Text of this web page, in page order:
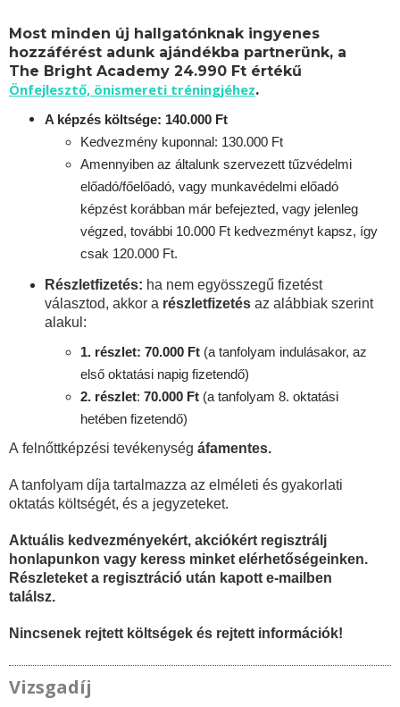
Most minden új hallgatónknak ingyenes
hozzáférést adunk ajándékba partnerünk, a
The Bright Academy 24.990 Ft értékű
Önfejlesztő, önismereti tréningjéhez.
A képzés költsége: 140.000 Ft
Kedvezmény kuponnal: 130.000 Ft
Amennyiben az általunk szervezett tűzvédelmi
előadó/főelőadó, vagy munkavédelmi előadó
képzést korábban már befejezted, vagy jelenleg
végzed, további 10.000 Ft kedvezményt kapsz, így
csak 120.000 Ft.
Részletfizetés: ha nem egyösszegű fizetést
választod, akkor a részletfizetés az alábbiak szerint
alakul:
1. részlet: 70.000 Ft (a tanfolyam indulásakor, az
első oktatási napig fizetendő)
2. részlet: 70.000 Ft (a tanfolyam 8. oktatási
hetében fizetendő)
A felnőttképzési tevékenység áfamentes.
A tanfolyam díja tartalmazza az elméleti és gyakorlati
oktatás költségét, és a jegyzeteket.
Aktuális kedvezményekért, akciókért regisztrálj
honlapunkon vagy keress minket elérhetőségeinken.
Részleteket a regisztráció után kapott e-mailben
találsz.
Nincsenek rejtett költségek és rejtett információk!
Vizsgadíj